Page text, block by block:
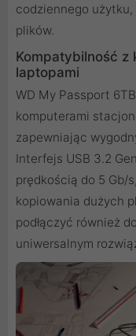
codziennego
plików.
Kompatybilność z
laptopami
WD My Passport
komputerami
zapewniając
Interfejs USB 3.2
prędkością do 5 Gb/
kopiowania dużych
podłączyć również
uniwersalnym